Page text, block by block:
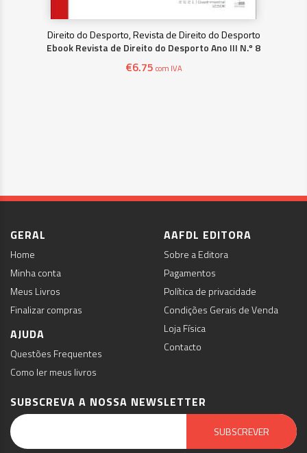
Direito do Desporto, Revista de Direito do Desporto
Ebook Revista de Direito do Desporto Ano III N.º 8
€6.75 com IVA
GERAL
Home
Minha conta
Meus Livros
Finalizar compras
AJUDA
Questões Frequentes
Como ler meus livros
AAFDL EDITORA
Sobre a Editora
Pagamentos
Política de privacidade
Condições Gerais de Venda
Loja Física
Contacto
SUBSCREVA A NOSSA NEWSLETTER
SUBSCREVER
Email Marketing by E-goi